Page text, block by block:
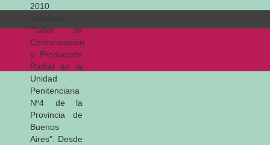
2010
"Taller de
Comunicación
y Producción
Radial en la
Unidad
Penitenciaria
Nº4 de la
Provincia de
Buenos
Aires". Desde